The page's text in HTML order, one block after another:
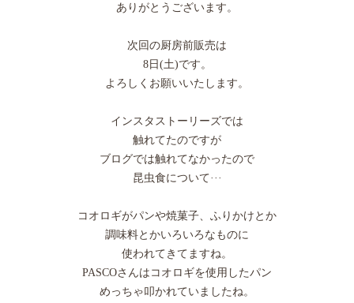
ありがとうございます。
次回の厨房前販売は
8日(土)です。
よろしくお願いいたします。
インスタストーリーズでは
触れてたのですが
ブログでは触れてなかったので
昆虫食について···
コオロギがパンや焼菓子、ふりかけとか
調味料とかいろいろなものに
使われてきてますね。
PASCOさんはコオロギを使用したパン
めっちゃ叩かれていましたね。